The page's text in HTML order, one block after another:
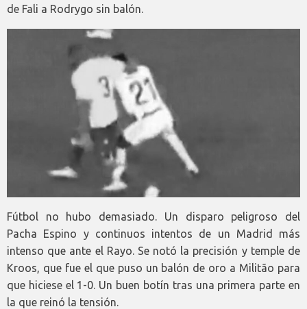
de Fali a Rodrygo sin balón.
Fútbol no hubo demasiado. Un disparo peligroso del
Pacha Espino y continuos intentos de un Madrid más
intenso que ante el Rayo. Se notó la precisión y temple de
Kroos, que fue el que puso un balón de oro a Militão para
que hiciese el 1-0. Un buen botín tras una primera parte en
la que reinó la tensión.